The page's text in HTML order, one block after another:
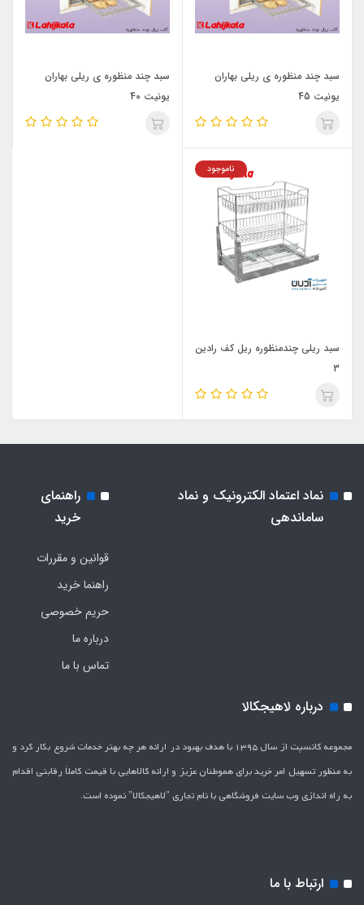
سبد چند منظوره ی ریلی بهاران
یونیت 45
سبد چند منظوره ی ریلی بهاران
یونیت 40
ناموجود
سبد ریلی چندمنظوره ریل کف رادین
3
نماد اعتماد الکترونیک و نماد
ساماندهی
راهنمای
خرید
قوانین و مقررات
راهنما خرید
حریم خصوصی
درباره ما
تماس با ما
درباره لاهیجکالا
مجموعه کانسپت از سال 1395 با هدف بهبود در ارائه هر چه بهتر خدمات شروع بکار کرد و
به منظور تسهیل امر خرید برای هموطنان عزیز و ارائه کالاهایی با قیمت کاملاَ رقابتی اقدام
به راه اندازی وب سایت فروشگاهی با نام تجاری "لاهیج­کالا" نموده است.
ارتباط با ما